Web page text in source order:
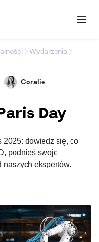
Wydarzenia
Coralie
Day
2025: dowiedz się, co
podnieś swoje
naszych ekspertów.